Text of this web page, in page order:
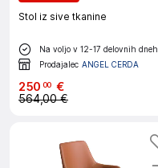
Stol iz sive tkanine
Na voljo v 12-17 delovnih dneh
Prodajalec ANGEL CERDA
250 00 €
564,00 €